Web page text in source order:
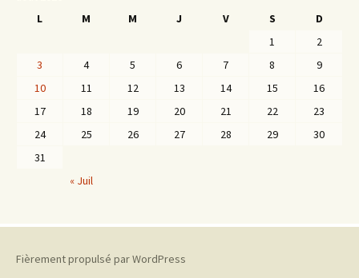
L
M M J V S
D
1
2
3
4 5 6 7 8
9
10
11 12 13 14 15
16
17
18 19 20 21 22
23
24
25 26 27 28 29
30
31
« Juil
Fièrement propulsé par WordPress